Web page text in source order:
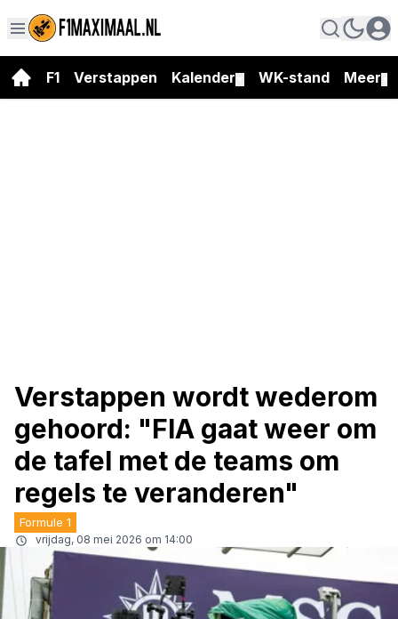
F1 Verstappen Kalender WK-stand Meer
Verstappen wordt wederom
gehoord: "FIA gaat weer om
de tafel met de teams om
regels te veranderen"
Formule 1
vrijdag, 08 mei 2026 om 14:00